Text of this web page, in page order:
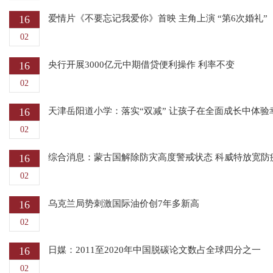
16
02
爱情片《不要忘记我爱你》首映 主角上演 “第6次婚礼”
16
02
央行开展3000亿元中期借贷便利操作 利率不变
16
02
天津岳阳道小学：落实“双减” 让孩子在全面成长中体验
16
02
综合消息：蒙古国解除防灾高度警戒状态 科威特放宽防
16
02
乌克兰局势刺激国际油价创7年多新高
16
02
日媒：2011至2020年中国脱碳论文数占全球四分之一